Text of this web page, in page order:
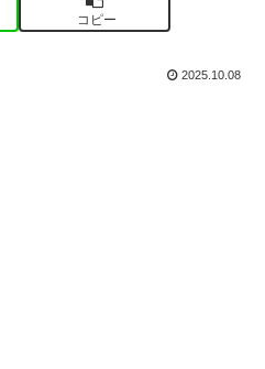
コピー
2025.10.08